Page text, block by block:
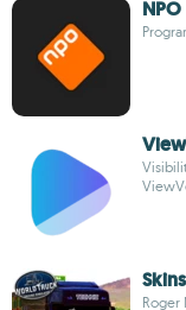
NPO
Roger